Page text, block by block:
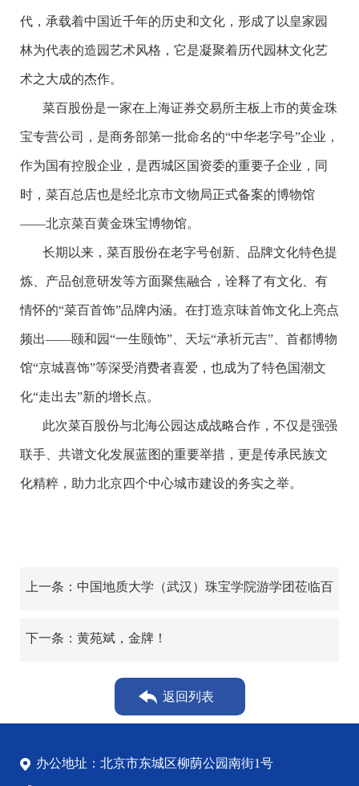
代，承载着中国近千年的历史和文化，形成了以皇家园
林为代表的造园艺术风格，它是凝聚着历代园林文化艺
术之大成的杰作。
菜百股份是一家在上海证券交易所主板上市的黄金珠
宝专营公司，是商务部第一批命名的“中华老字号”企业，
作为国有控股企业，是西城区国资委的重要子企业，同
时，菜百总店也是经北京市文物局正式备案的博物馆
——北京菜百黄金珠宝博物馆。
长期以来，菜百股份在老字号创新、品牌文化特色提
炼、产品创意研发等方面聚焦融合，诠释了有文化、有
情怀的“菜百首饰”品牌内涵。在打造京味首饰文化上亮点
频出——颐和园“一生颐饰”、天坛“承祈元吉”、首都博物
馆“京城喜饰”等深受消费者喜爱，也成为了特色国潮文
化“走出去”新的增长点。
此次菜百股份与北海公园达成战略合作，不仅是强强
联手、共谱文化发展蓝图的重要举措，更是传承民族文
化精粹，助力北京四个中心城市建设的务实之举。
上一条：中国地质大学（武汉）珠宝学院游学团莅临百
下一条：黄苑斌，金牌！
返回列表
办公地址：北京市东城区柳荫公园南街1号